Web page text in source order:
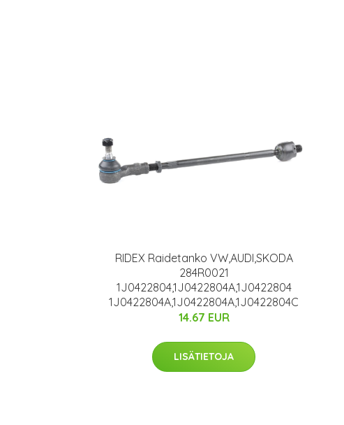
RIDEX Raidetanko VW,AUDI,SKODA
284R0021
1J0422804,1J0422804A,1J0422804
1J0422804A,1J0422804A,1J0422804C
14.67 EUR
LISÄTIETOJA